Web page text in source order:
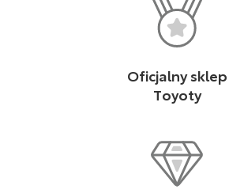
Oficjalny sklep
Toyoty